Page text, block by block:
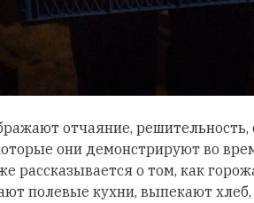
отчаяние, решительность,
они демонстрируют во
рассказывается о том, как
полевые кухни, выпекают